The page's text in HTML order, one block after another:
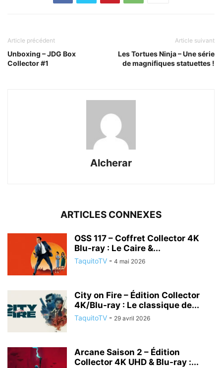
Article précédent
Unboxing – JDG Box
Collector #1
Article suivant
Les Tortues Ninja – Une série
de magnifiques statuettes !
Alcherar
ARTICLES CONNEXES
OSS 117 – Coffret Collector 4K
Blu-ray : Le Caire &...
TaquitoTV - 4 mai 2026
City on Fire – Édition Collector
4K/Blu-ray : Le classique de...
TaquitoTV - 29 avril 2026
Arcane Saison 2 – Édition
Collector 4K UHD & Blu-ray :...